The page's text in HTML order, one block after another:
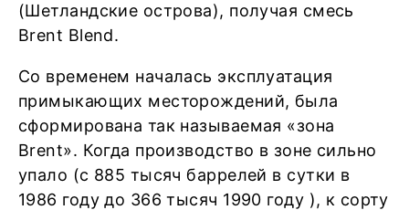
(Шетландские острова), получая смесь
Brent Blend.
Со временем началась эксплуатация
примыкающих месторождений, была
сформирована так называемая «зона
Brent». Когда производство в зоне сильно
упало (с 885 тысяч баррелей в сутки в
1986 году до 366 тысяч 1990 году ), к сорту